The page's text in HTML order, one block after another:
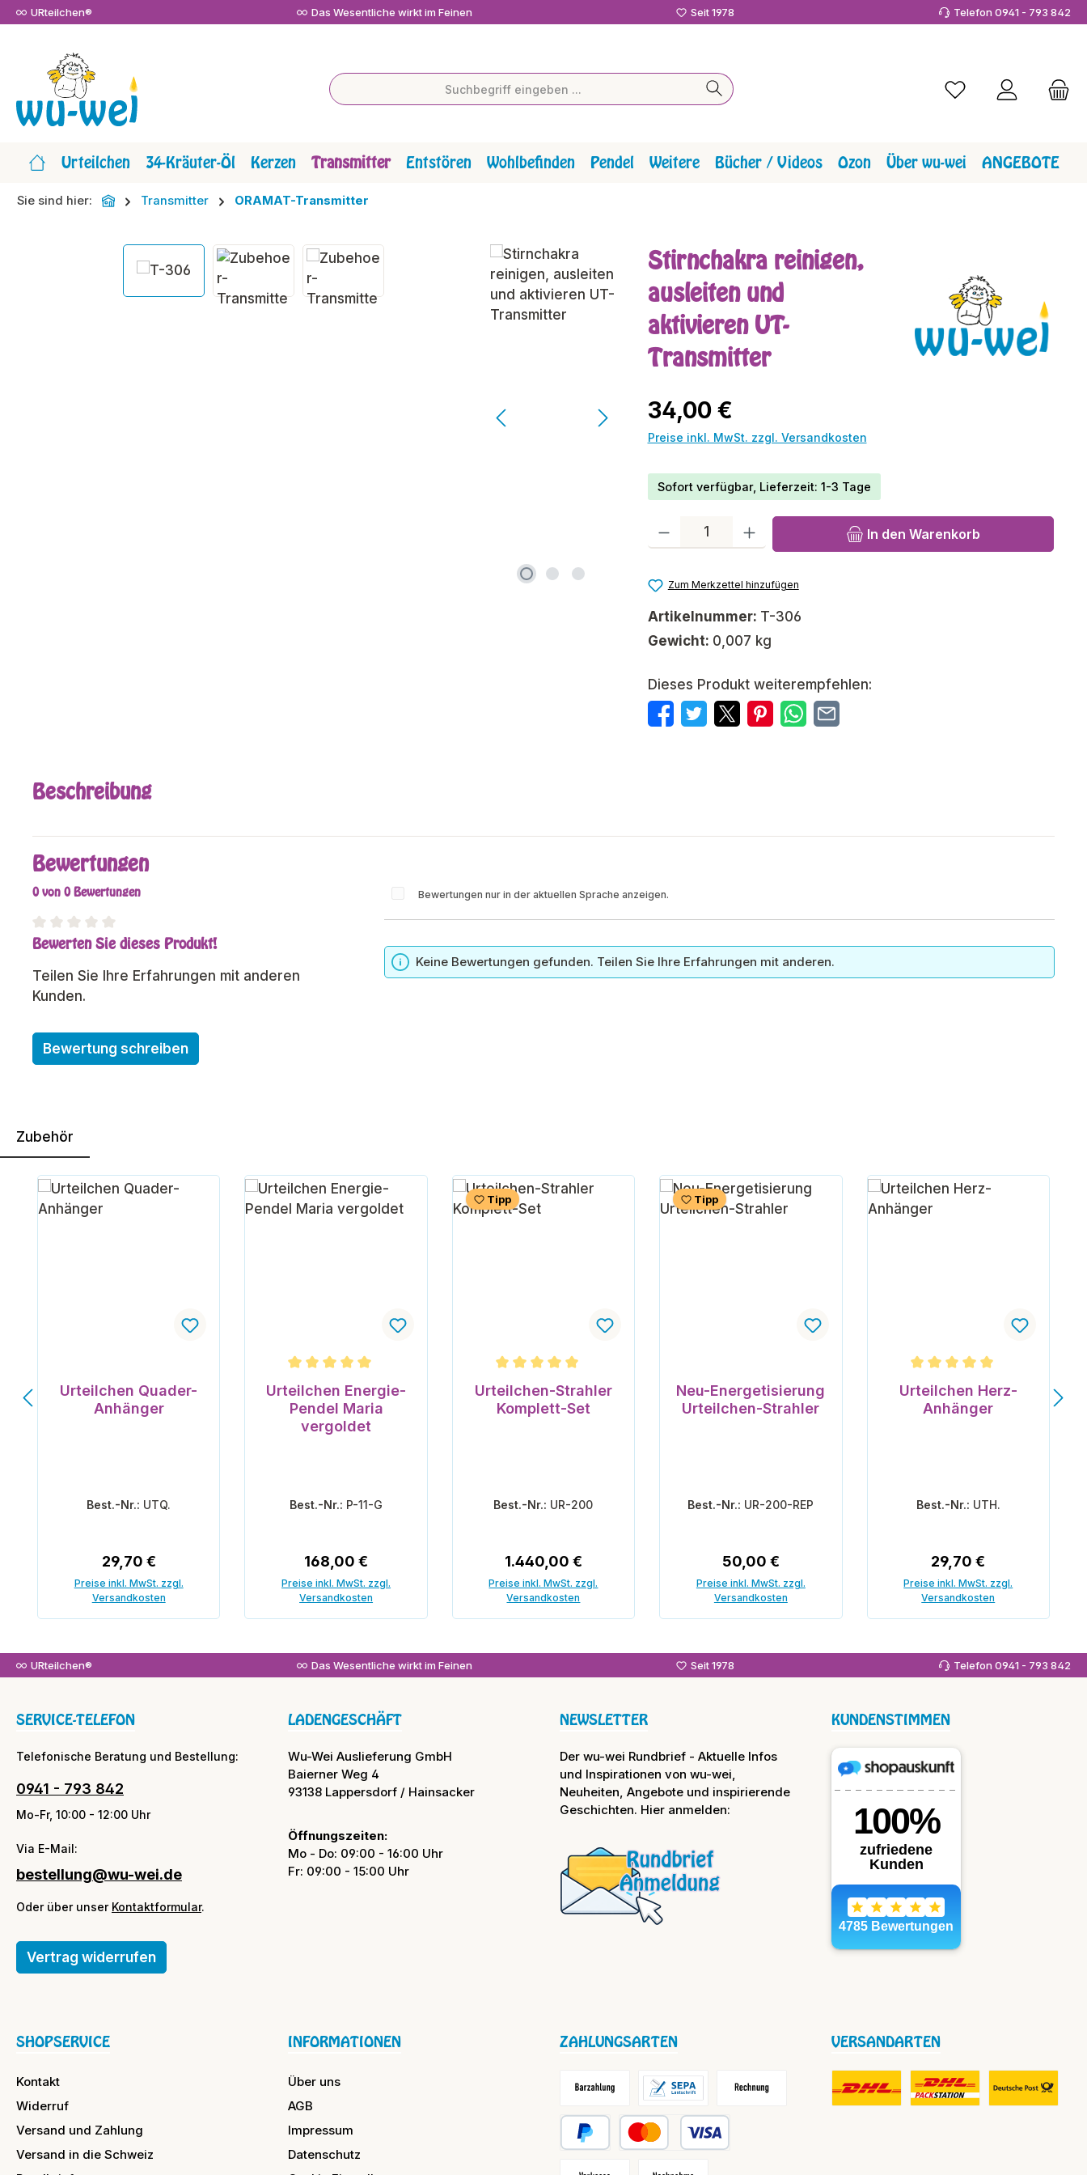
Hauptinhalt springen
Zur Suche springen
Zur Hauptnavigation springen
URteilchen® Das Wesentliche wirkt im Feinen Seit 1978 Telefon 0941 - 793 842
Du hast 0 Produkte
Urteilchen 34-Kräuter-Öl Kerzen Transmitter Entstören Wohlbefinden Pendel Weitere Bücher / Videos Ozon Über wu-wei ANGEBOTE
Sie sind hier: Transmitter ORAMAT-Transmitter
Bildergalerie überspringen
Stirnchakra reinigen,
ausleiten und
aktivieren UT-
Transmitter
Regulärer Preis:
34,00 €
Preise inkl. MwSt. zzgl. Versandkosten
Sofort verfügbar, Lieferzeit: 1-3 Tage
Produkt Anzahl: Gib den gewünschten Wert ein oder benutze die
In den Warenkorb
Zum Merkzettel hinzufügen
Artikelnummer: T-306
Gewicht: 0,007 kg
Dieses Produkt weiterempfehlen:
Beschreibung
Bewertungen
0 von 0 Bewertungen
Durchschnittliche Bewertung von 0 von 5 Sternen
Bewerten Sie dieses Produkt!
Teilen Sie Ihre Erfahrungen mit anderen
Kunden.
Bewertung schreiben
Bewertungen nur in der aktuellen Sprache anzeigen.
Keine Bewertungen gefunden. Teilen Sie Ihre Erfahrungen mit anderen.
Zubehör
Produktgalerie überspringen
Urteilchen Quader-
Anhänger
Best.-Nr.: UTQ.
Regulärer Preis:
29,70 €
Preise inkl. MwSt. zzgl.
Versandkosten
Durchschnittliche Bewertung von 5 von 5 Sternen
Urteilchen Energie-
Pendel Maria
vergoldet
Best.-Nr.: P-11-G
Regulärer Preis:
168,00 €
Preise inkl. MwSt. zzgl.
Versandkosten
Tipp
Durchschnittliche Bewertung von 5 von 5 Sternen
Urteilchen-Strahler
Komplett-Set
Best.-Nr.: UR-200
Regulärer Preis:
1.440,00 €
Preise inkl. MwSt. zzgl.
Versandkosten
Tipp
Neu-Energetisierung
Urteilchen-Strahler
Best.-Nr.: UR-200-REP
Regulärer Preis:
50,00 €
Preise inkl. MwSt. zzgl.
Versandkosten
Durchschnittliche Bewertung
Urteilchen Herz-
Anhänger
Best.-Nr.: UTH.
Regulärer Preis:
29,70 €
Preise inkl. MwSt. zzgl.
Versandkosten
URteilchen® Das Wesentliche wirkt im Feinen Seit 1978 Telefon 0941 - 793 842
SERVICE-TELEFON
Telefonische Beratung und Bestellung:
0941 - 793 842
Mo-Fr, 10:00 - 12:00 Uhr
Via E-Mail:
bestellung@wu-wei.de
Oder über unser Kontaktformular.
Vertrag widerrufen
SHOPSERVICE
Kontakt
Widerruf
Versand und Zahlung
Versand in die Schweiz
INFORMATIONEN
Über uns
AGB
Impressum
Datenschutz
NEWSLETTER
Der wu-wei Rundbrief - Aktuelle Infos
und Inspirationen von wu-wei,
Neuheiten, Angebote und inspirierende
Geschichten. Hier anmelden:
KUNDENSTIMMEN
LADENGESCHÄFT
Wu-Wei Auslieferung GmbH
Baierner Weg 4
93138 Lappersdorf / Hainsacker
Öffnungszeiten:
Mo - Do: 09:00 - 16:00 Uhr
Fr: 09:00 - 15:00 Uhr
ZAHLUNGSARTEN
Lastschrift Rechnung
Barzahlung / Versandkostenfrei
VERSANDARTEN